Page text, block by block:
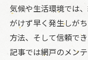
気候や生活環境では
がけず早く発生しが
方法、そして信頼で
記事では網戸のメン